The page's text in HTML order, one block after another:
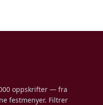
oppskrifter — fra
festmenyer. Filtrer